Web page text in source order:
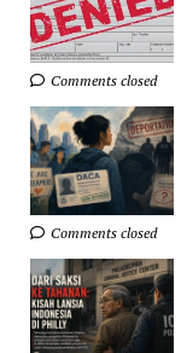
Comments closed
Comments closed